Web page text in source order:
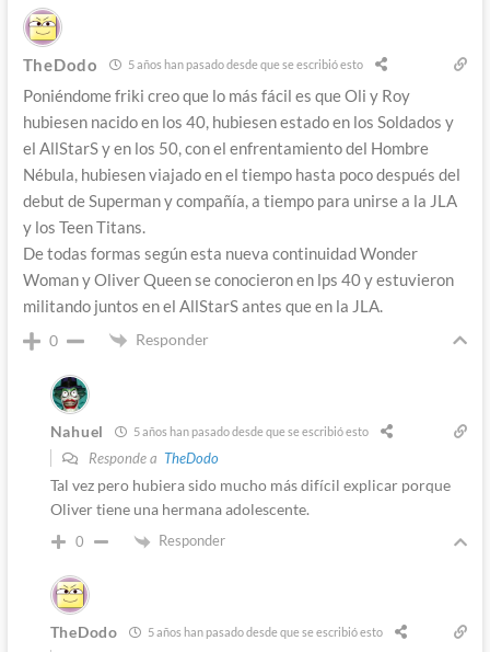
TheDodo 5 años han pasado desde que se escribió esto
Poniéndome friki creo que lo más fácil es que Oli y Roy
hubiesen nacido en los 40, hubiesen estado en los Soldados y
el AllStarS y en los 50, con el enfrentamiento del Hombre
Nébula, hubiesen viajado en el tiempo hasta poco después del
debut de Superman y compañía, a tiempo para unirse a la JLA
y los Teen Titans.
De todas formas según esta nueva continuidad Wonder
Woman y Oliver Queen se conocieron en lps 40 y estuvieron
militando juntos en el AllStarS antes que en la JLA.
0 Responder
Nahuel 5 años han pasado desde que se escribió esto
Responde a TheDodo
Tal vez pero hubiera sido mucho más difícil explicar porque
Oliver tiene una hermana adolescente.
0 Responder
TheDodo 5 años han pasado desde que se escribió esto